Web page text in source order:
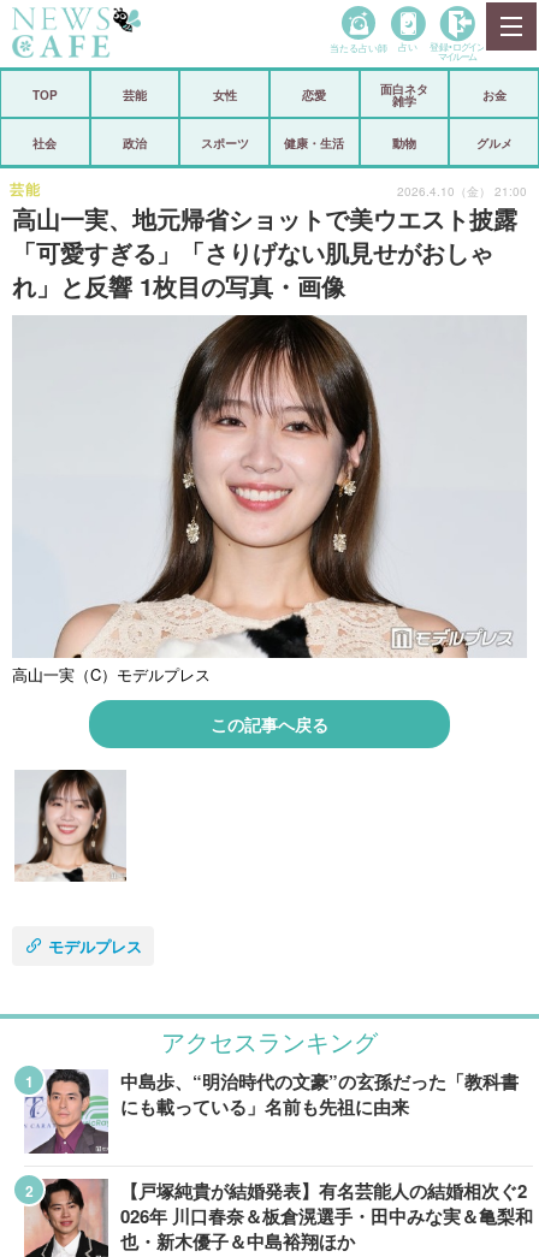
政治
芸能 スポーツ
恋愛 ビックリ
アリ／ナシ
ショップ
登録・ログイン/マイルーム
当たる占い師 占い 登録• ログイン
マイルーム
TOP 芸能 女性 恋愛
面白ネタ
雑学
お金
社会 政治 スポーツ 健康・生活 動物 グルメ
高山一実、地元帰省ショットで美ウエスト披露
「可愛すぎる」「さりげない肌見せがおしゃ
れ」と反響 1枚目の写真・画像
芸能 2026.4.10（金） 21:00
高山一実（C）モデルプレス
この記事へ戻る
モデルプレス
アクセスランキング
中島歩、“明治時代の文豪”の玄孫だった「教科書
にも載っている」名前も先祖に由来
【戸塚純貴が結婚発表】有名芸能人の結婚相次ぐ2
026年 川口春奈＆板倉滉選手・田中みな実＆亀梨和
也・新木優子＆中島裕翔ほか